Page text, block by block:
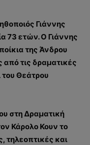
Γιάννης
73 ετών. Ο Γιάννης
της Άνδρου
από τις δραματικές
του Θεάτρου
στη Δραματική
Κάρολο Κουν το
τηλεοπτικές και